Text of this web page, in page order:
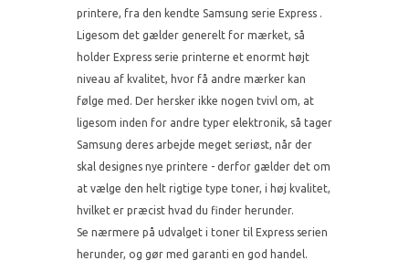
printere, fra den kendte Samsung serie Express .
Ligesom det gælder generelt for mærket, så
holder Express serie printerne et enormt højt
niveau af kvalitet, hvor få andre mærker kan
følge med. Der hersker ikke nogen tvivl om, at
ligesom inden for andre typer elektronik, så tager
Samsung deres arbejde meget seriøst, når der
skal designes nye printere - derfor gælder det om
at vælge den helt rigtige type toner, i høj kvalitet,
hvilket er præcist hvad du finder herunder.
Se nærmere på udvalget i toner til Express serien
herunder, og gør med garanti en god handel.